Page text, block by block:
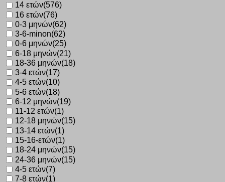
14 ετών(576)
16 ετών(76)
0-3 μηνών(62)
3-6-minon(62)
0-6 μηνών(25)
6-18 μηνών(21)
18-36 μηνών(18)
3-4 ετών(17)
4-5 ετών(10)
5-6 ετών(18)
6-12 μηνών(19)
11-12 ετών(1)
12-18 μηνών(15)
13-14 ετών(1)
15-16-ετών(1)
18-24 μηνών(15)
24-36 μηνών(15)
4-5 ετών(7)
7-8 ετών(1)